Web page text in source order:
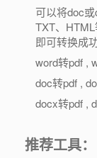
可以将doc或
TXT、
即可转换成功
word转pdf ,
doc转pdf ,
docx转pdf ,
推荐工具：